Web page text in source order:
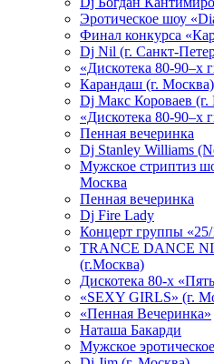
Эротическое шоу
Финал конкурса
Dj Nil (г. Санкт-
«Дискотека 80-90–х
Карандаш (г. Москва)
Dj Макс Короваев (г.
«Дискотека 80-90–х
Пенная вечеринка
Dj Stanley Williams
Мужское стриптиз
Москва
Пенная вечеринка
Dj Fire Lady
Концерт группы «25/
TRANCE DANCE
(г.Москва)
Дискотека 80-х
«SEXY GIRLS» (г.
«Пенная Вечеринка»
Hаташа Бакарди
Мужское